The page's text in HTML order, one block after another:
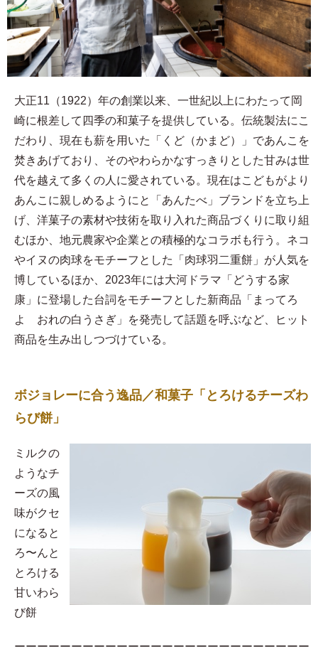
大正11（1922）年の創業以来、一世紀以上にわたって岡
崎に根差して四季の和菓子を提供している。伝統製法にこ
だわり、現在も薪を用いた「くど（かまど）」であんこを
焚きあげており、そのやわらかなすっきりとした甘みは世
代を越えて多くの人に愛されている。現在はこどもがより
あんこに親しめるようにと「あんたべ」ブランドを立ち上
げ、洋菓子の素材や技術を取り入れた商品づくりに取り組
むほか、地元農家や企業との積極的なコラボも行う。ネコ
やイヌの肉球をモチーフとした「肉球羽二重餅」が人気を
博しているほか、2023年には大河ドラマ「どうする家
康」に登場した台詞をモチーフとした新商品「まってろ
よ おれの白うさぎ」を発売して話題を呼ぶなど、ヒット
商品を生み出しつづけている。
ボジョレーに合う逸品／和菓子「とろけるチーズわ
らび餅」
​ミルクの
ようなチ
ーズの風
味がクセ
になると
ろ〜んと
とろける
甘いわら
び餅